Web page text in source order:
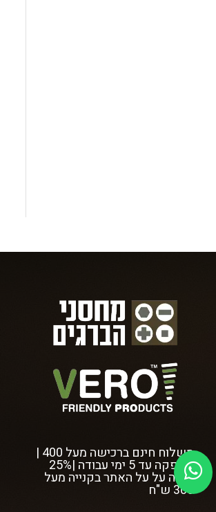
משלוח חינם ברכישה מעל 400 |
אספקה עד 5 ימי עבודה |25%
הנחה על על האתר בקנייה מעל
300 ש"ח